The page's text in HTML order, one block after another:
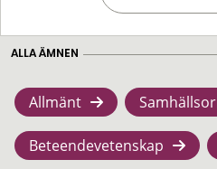
ALLA ÄMNEN
Allmänt
Beteendevetenskap